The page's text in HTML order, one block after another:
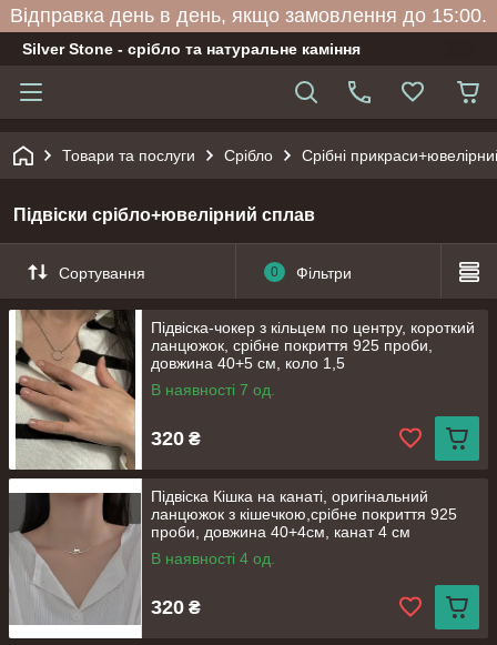
Відправка день в день, якщо замовлення до 15:00.
Silver Stone - срібло та натуральне каміння
Товари та послуги Срібло Срібні
Підвіски срібло+ювелірний сплав
Сортування 0 Фільтри
Підвіска-чокер з кільцем по центру, короткий
ланцюжок, срібне покриття 925 проби,
довжина 40+5 см, коло 1,5
В наявності 7 од.
320 ₴
Підвіска Кішка на канаті, оригінальний
ланцюжок з кішечкою,срібне покриття 925
проби, довжина 40+4см, канат 4 см
В наявності 4 од.
320 ₴